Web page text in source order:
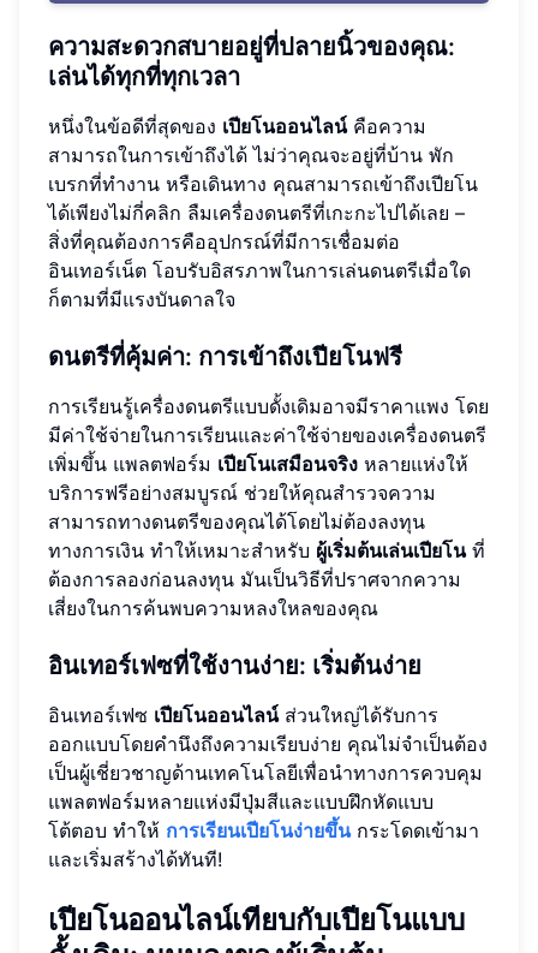
ความสะดวกสบายอยู่ที่ปลายนิ้วของคุณ:
เล่นได้ทุกที่ทุกเวลา
หนึ่งในข้อดีที่สุดของ เปียโนออนไลน์คือความ
สามารถในการเข้าถึงได้ ไม่ว่าคุณจะอยู่ที่บ้าน พัก
เบรกที่ทำงาน หรือเดินทาง คุณสามารถเข้าถึงเปียโน
ได้เพียงไม่กี่คลิก ลืมเครื่องดนตรีที่เกะกะไปได้เลย –
สิ่งที่คุณต้องการคืออุปกรณ์ที่มีการเชื่อมต่อ
อินเทอร์เน็ต โอบรับอิสรภาพในการเล่นดนตรีเมื่อใด
ก็ตามที่มีแรงบันดาลใจ
ดนตรีที่คุ้มค่า: การเข้าถึงเปียโนฟรี
การเรียนรู้เครื่องดนตรีแบบดั้งเดิมอาจมีราคาแพง โดย
มีค่าใช้จ่ายในการเรียนและค่าใช้จ่ายของเครื่องดนตรี
เพิ่มขึ้น แพลตฟอร์ม เปียโนเสมือนจริง หลายแห่งให้
บริการฟรีอย่างสมบูรณ์ ช่วยให้คุณสำรวจความ
สามารถทางดนตรีของคุณได้โดยไม่ต้องลงทุน
ทางการเงิน ทำให้เหมาะสำหรับ ผู้เริ่มต้นเล่นเปียโนที่
ต้องการลองก่อนลงทุน มันเป็นวิธีที่ปราศจากความ
เสี่ยงในการค้นพบความหลงใหลของคุณ
อินเทอร์เฟซที่ใช้งานง่าย: เริ่มต้นง่าย
อินเทอร์เฟซ เปียโนออนไลน์ส่วนใหญ่ได้รับการ
ออกแบบโดยคำนึงถึงความเรียบง่าย คุณไม่จำเป็นต้อง
เป็นผู้เชี่ยวชาญด้านเทคโนโลยีเพื่อนำทางการควบคุม
แพลตฟอร์มหลายแห่งมีปุ่มสีและแบบฝึกหัดแบบ
โต้ตอบ ทำให้ การเรียนเปียโนง่ายขึ้นกระโดดเข้ามา
และเริ่มสร้างได้ทันที!
เปียโนออนไลน์เทียบกับเปียโนแบบ